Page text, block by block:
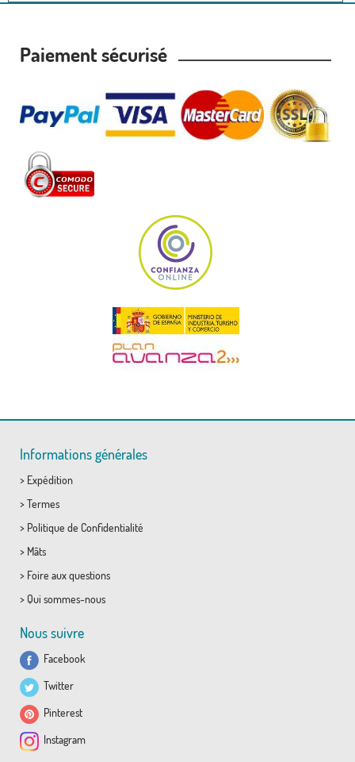
Paiement sécurisé
Informations générales
> Expédition
> Termes
> Politique de Confidentialité
> Mâts
> Foire aux questions
> Qui sommes-nous
Nous suivre
Facebook
Twitter
Pinterest
Instagram